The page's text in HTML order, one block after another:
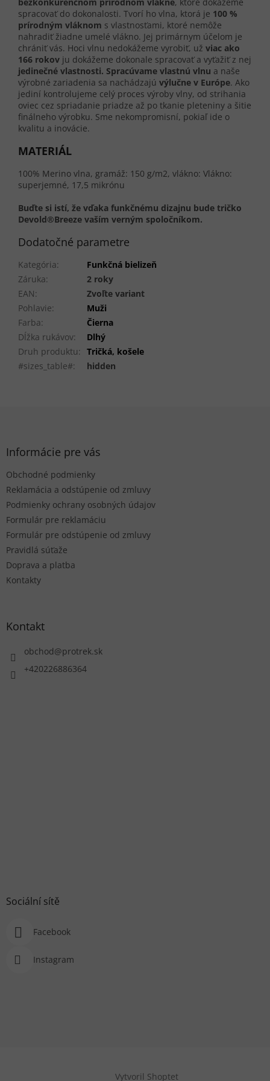
spracovať do dokonalosti. Tvorí ho vlna, ktorá je 100 %
prírodným vláknom s vlastnosťami, ktoré nemôže
nahradiť žiadne umelé vlákno. Jej primárnym účelom je
chrániť vás. Hoci vlnu nedokážeme vyrobiť, už viac ako
166 rokov ju dokážeme dokonale spracovať a vyťažiť z nej
jedinečné vlastnosti. Spracúvame vlastnú vlnu a naše
výrobné zariadenia sa nachádzajú výlučne v Európe. Ako
jediní kontrolujeme celý proces výroby vlny, od strihania
oviec cez spriadanie priadze až po tkanie pleteniny a šitie
finálneho výrobku. Sme nekompromisní, pokiaľ ide o
kvalitu a inovácie.
MATERIÁL
100% Merino vlna, gramáž: 150 g/m2, vlákno: Vlákno:
superjemné, 17,5 mikrónu
Buďte si istí, že vďaka funkčnému dizajnu bude tričko
Devold®Breeze vaším verným spoločníkom.
Dodatočné parametre
Kategória:
Funkčná bielizeň
Záruka:
2 roky
EAN:
Zvoľte variant
Pohlavie:
Muži
Farba:
Čierna
Dĺžka rukávov:
Dlhý
Druh produktu: Tričká, košele
#sizes_table#: hidden
Informácie pre vás
Obchodné podmienky
Reklamácia a odstúpenie od zmluvy
Podmienky ochrany osobných údajov
Formulár pre reklamáciu
Formulár pre odstúpenie od zmluvy
Pravidlá súťaže
Doprava a platba
Kontakty
Kontakt
obchod@protrek.sk
+420226886364
Sociální sítě
Facebook
Instagram
Vytvoril Shoptet